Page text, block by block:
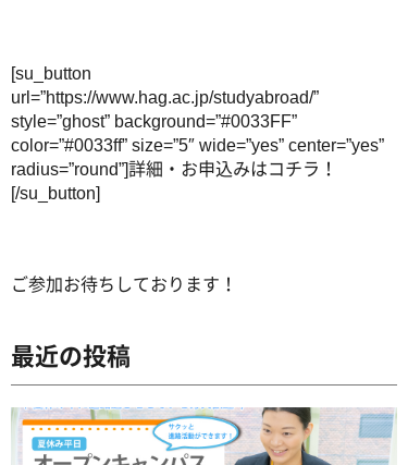
[su_button
url=”https://www.hag.ac.jp/studyabroad/”
style=”ghost” background=”#0033FF”
color=”#0033ff” size=”5″ wide=”yes” center=”yes”
radius=”round”]詳細・お申込みはコチラ！
[/su_button]
ご参加お待ちしております！
最近の投稿